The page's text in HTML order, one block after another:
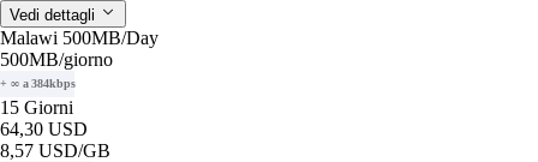
Vedi dettagli
Malawi 500MB/Day
500MB/giorno
+ ∞ a 384kbps
15 Giorni
64,30 USD
8,57 USD/GB